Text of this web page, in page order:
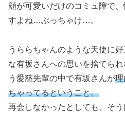
顔が可愛いだけのコミュ障で
すよね…ぶっちゃけ…。
うららちゃんのような天使に
な有坂さんへの思いを捨てら
う愛慈先輩の中で有坂さんが理
ちゃってるということ。
再会しなかったとしても、そ